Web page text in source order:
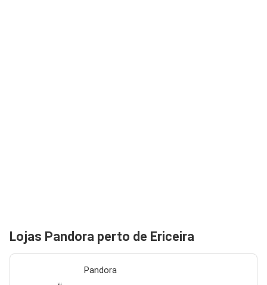
Lojas Pandora perto de Ericeira
Pandora